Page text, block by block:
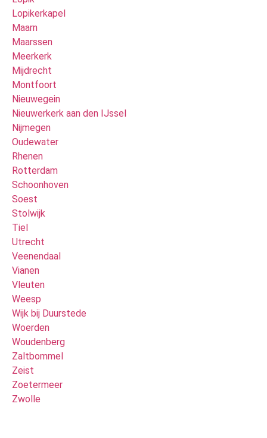
Lopikerkapel
Maarn
Maarssen
Meerkerk
Mijdrecht
Montfoort
Nieuwegein
Nieuwerkerk aan den IJssel
Nijmegen
Oudewater
Rhenen
Rotterdam
Schoonhoven
Soest
Stolwijk
Tiel
Utrecht
Veenendaal
Vianen
Vleuten
Weesp
Wijk bij Duurstede
Woerden
Woudenberg
Zaltbommel
Zeist
Zoetermeer
Zwolle